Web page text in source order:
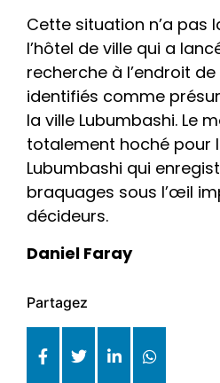
Cette situation n’a pas
l’hôtel de ville qui a
recherche à l’endroit
identifiés comme
la ville Lubumbashi. Le
totalement hoché pour
Lubumbashi qui
braquages sous l’œil
décideurs.
Daniel Faray
Partagez